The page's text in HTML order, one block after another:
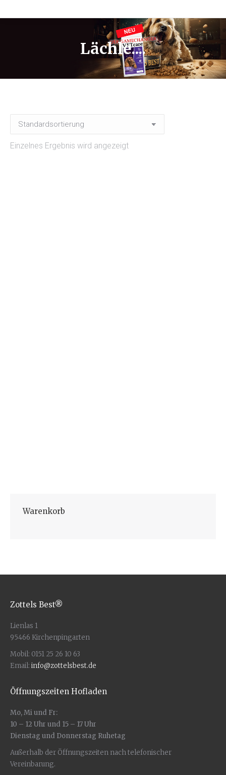
Lächle....
Einzelnes Ergebnis wird angezeigt
Warenkorb
Zottels Best®
Lienlas 1
95466 Kirchenpingarten
Mobil: 0151 25 26 10 63
Email: info@zottelsbest.de
Öffnungszeiten Hofladen
Mo, Mi und Fr:
10 – 12 Uhr und 15 – 17 Uhr
Dienstag und Donnerstag Ruhetag
Außerhalb der Öffnungszeiten nach telefonischer
Vereinbarung.